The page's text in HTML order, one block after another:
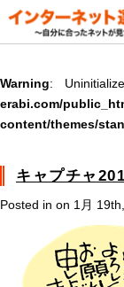
Warning:
erabi.com/
content/themes/
キャプチャ
Posted in on 1月